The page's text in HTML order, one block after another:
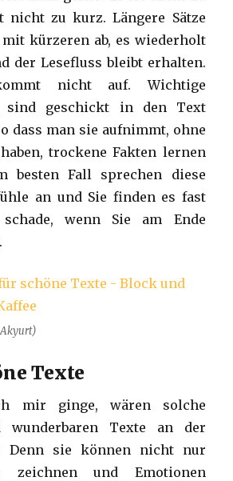
nicht zu kurz. Längere Sätze
kürzeren ab, es wiederholt
der Lesefluss bleibt erhalten.
nicht auf. Wichtige
sind geschickt in den Text
dass man sie aufnimmt, ohne
trockene Fakten lernen
besten Fall sprechen diese
an und Sie finden es fast
wenn Sie am Ende
Texte
mir ginge, wären solche
wunderbaren Texte an der
Denn sie können nicht nur
zeichnen und Emotionen